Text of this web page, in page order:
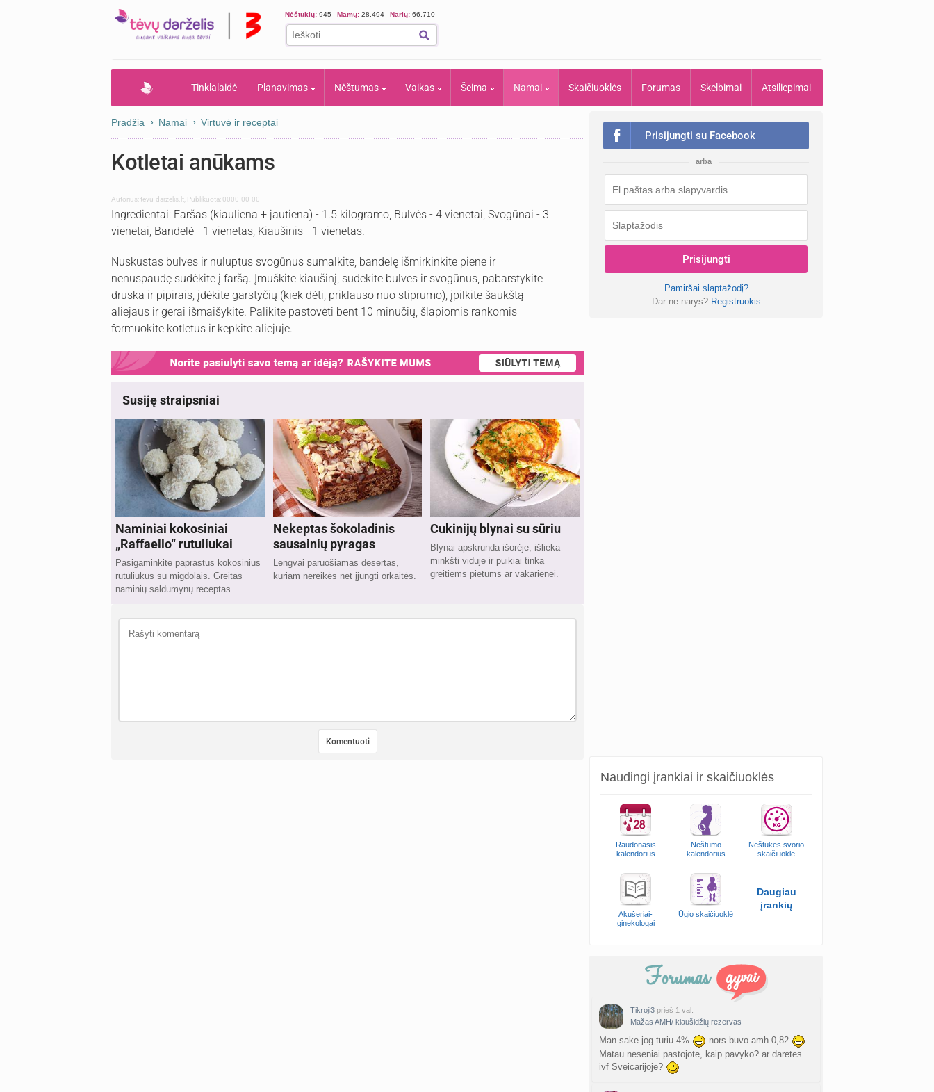
Nėštukių: 945 Mamų: 28.494 Narių: 66.710
Tinklalaidė Planavimas Nėštumas Vaikas Šeima Namai Skaičiuoklės Forumas Skelbimai Atsiliepimai
Pradžia Namai Virtuvė ir receptai
Kotletai anūkams
Autorius:tevu-darzelis.lt Publikuota: 0000-00-00
Ingredientai: Faršas (kiauliena + jautiena) - 1.5 kilogramo, Bulvės - 4 vienetai, Svogūnai - 3
vienetai, Bandelė - 1 vienetas, Kiaušinis - 1 vienetas.
Nuskustas bulves ir nuluptus svogūnus sumalkite, bandelę išmirkinkite piene ir
nenuspaudę sudėkite į faršą. Įmuškite kiaušinį, sudėkite bulves ir svogūnus, pabarstykite
druska ir pipirais, įdėkite garstyčių (kiek dėti, priklauso nuo stiprumo), įpilkite šaukštą
aliejaus ir gerai išmaišykite. Palikite pastovėti bent 10 minučių, šlapiomis rankomis
formuokite kotletus ir kepkite aliejuje.
Susiję straipsniai
Naminiai kokosiniai
„Raffaello“ rutuliukai
Pasigaminkite paprastus kokosinius
rutuliukus su migdolais. Greitas
naminių saldumynų receptas.
Nekeptas šokoladinis
sausainių pyragas
Lengvai paruošiamas desertas,
kuriam nereikės net įjungti orkaitės.
Cukinijų blynai su sūriu
Blynai apskrunda išorėje, išlieka
minkšti viduje ir puikiai tinka
greitiems pietums ar vakarienei.
Prisijungti su Facebook
arba
Prisijungti
Pamiršai slaptažodį?
Dar ne narys? Registruokis
Naudingi įrankiai ir skaičiuoklės
Raudonasis
kalendorius
Nėštumo
kalendorius
Nėštukės svorio
skaičiuoklė
Akušeriai-
ginekologai
Ūgio skaičiuoklė
Daugiau
įrankių
Tikroji3 prieš 1 val.
Mažas AMH/ kiaušidžių rezervas
Man sake jog turiu 4%
nors buvo amh 0,82
Matau neseniai pastojote, kaip pavyko? ar daretes
ivf Sveicarijoje?